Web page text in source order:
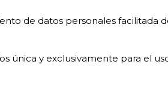
de datos personales facilitada
única y exclusivamente para el